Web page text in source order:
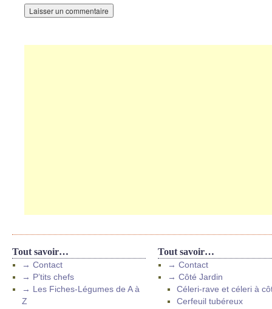
Tout savoir…
→ Contact
→ P’tits chefs
→ Les Fiches-Légumes de A à
Z
Tout savoir…
→ Contact
→ Côté Jardin
Céleri-rave et céleri à
Cerfeuil tubéreux